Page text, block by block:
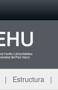
Estructura